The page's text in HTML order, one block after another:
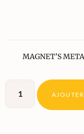
MAGNET’S